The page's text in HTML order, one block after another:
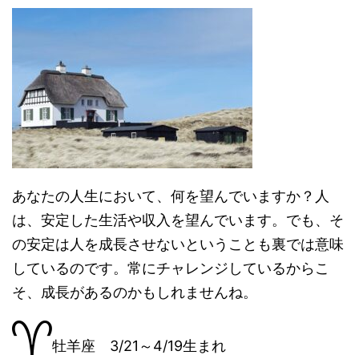
あなたの人生において、何を望んでいますか？人
は、安定した生活や収入を望んでいます。でも、そ
の安定は人を成長させないということも裏では意味
しているのです。常にチャレンジしているからこ
そ、成長があるのかもしれませんね。
牡羊座 3/21～4/19生まれ